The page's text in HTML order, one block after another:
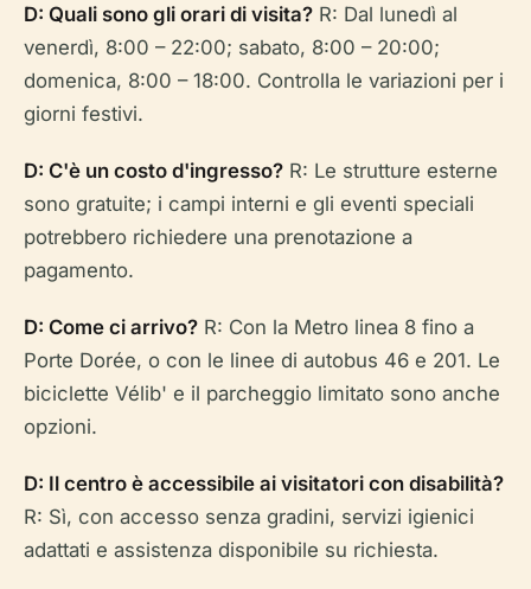
D: Quali sono gli orari di visita? R: Dal lunedì al
venerdì, 8:00 – 22:00; sabato, 8:00 – 20:00;
domenica, 8:00 – 18:00. Controlla le variazioni per i
giorni festivi.
D: C'è un costo d'ingresso? R: Le strutture esterne
sono gratuite; i campi interni e gli eventi speciali
potrebbero richiedere una prenotazione a
pagamento.
D: Come ci arrivo? R: Con la Metro linea 8 fino a
Porte Dorée, o con le linee di autobus 46 e 201. Le
biciclette Vélib' e il parcheggio limitato sono anche
opzioni.
D: Il centro è accessibile ai visitatori con disabilità?
R: Sì, con accesso senza gradini, servizi igienici
adattati e assistenza disponibile su richiesta.